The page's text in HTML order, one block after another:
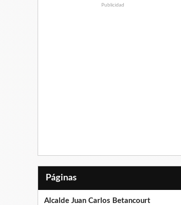
Publicidad
Páginas
Alcalde Juan Carlos Betancourt